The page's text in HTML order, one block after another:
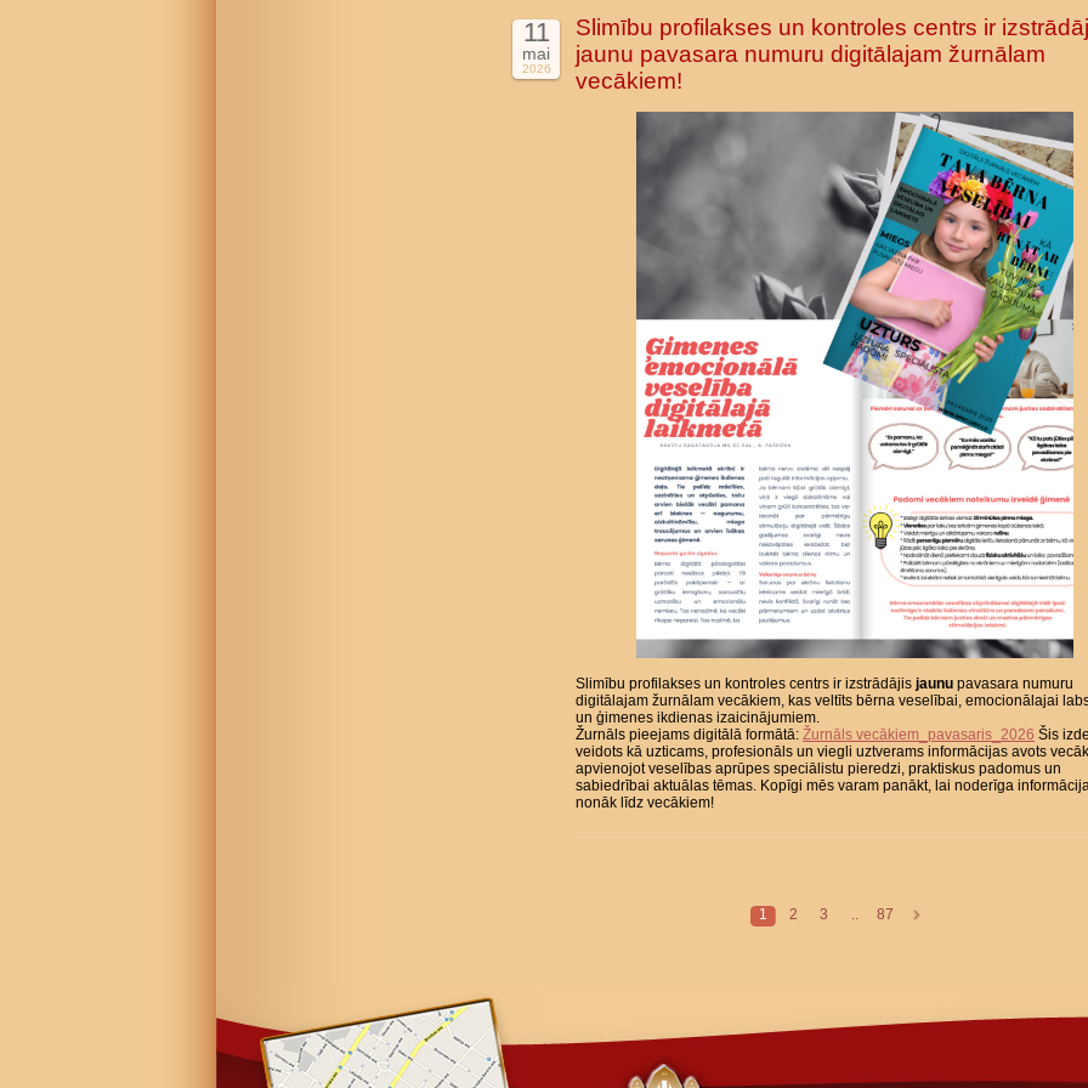
11
mai
2026
Slimību profilakses un kontroles centrs ir
jaunu pavasara numuru digitālajam žurnālam
vecākiem!
Slimību profilakses un kontroles centrs ir izstrādājis jaunu pavasara numuru
digitālajam žurnālam vecākiem, kas veltīts bērna veselībai, emocionālajai
un ģimenes ikdienas izaicinājumiem.
Žurnāls pieejams digitālā formātā: Žurnāls vecākiem_pavasaris_2026 Šis
veidots kā uzticams, profesionāls un viegli uztverams informācijas avots
apvienojot veselības aprūpes speciālistu pieredzi, praktiskus padomus un
sabiedrībai aktuālas tēmas. Kopīgi mēs varam panākt, lai noderīga
nonāk līdz vecākiem!
1 2 3 .. 87